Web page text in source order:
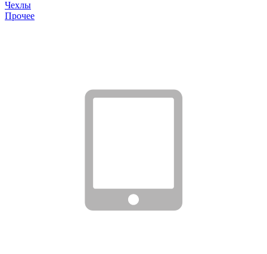
Чехлы
Прочее